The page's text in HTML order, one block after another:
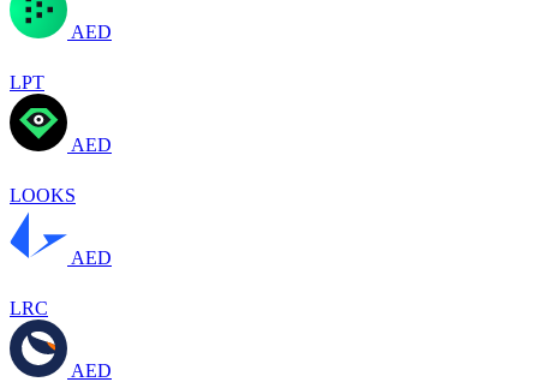
AED
LPT
AED
LOOKS
AED
LRC
AED